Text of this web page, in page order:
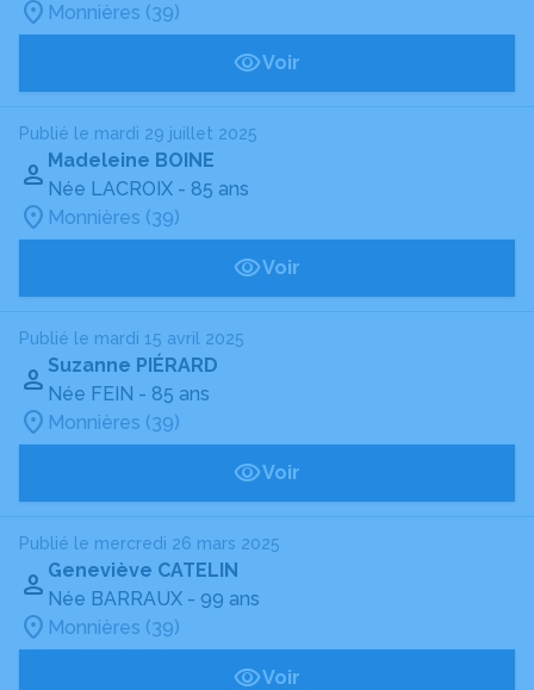
Monnières (39)
Voir
Publié le mardi 29 juillet 2025
Madeleine BOINE
Née LACROIX - 85 ans
Monnières (39)
Voir
Publié le mardi 15 avril 2025
Suzanne PIÉRARD
Née FEIN - 85 ans
Monnières (39)
Voir
Publié le mercredi 26 mars 2025
Geneviève CATELIN
Née BARRAUX - 99 ans
Monnières (39)
Voir